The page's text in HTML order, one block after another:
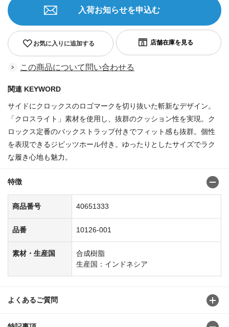
お気に入りに追加する
入荷お知らせを申込む
この商品について問い合わせる
関連 KEYWORD
サイドにクロックスのロゴマークを切り抜いた斬新なデザイン。
「クロスライト」素材を使用し、抜群のクッション性を実現。ク
ロックス定番のバックストラップ付きでフィット感も抜群。個性
を表現できるジビッツホール付き。ゆったりとしたサイズでラク
な履き心地も魅力。
特徴
商品番号 40651333
品番 10126-001
素材・生産国
合成樹脂
生産国：インドネシア
よくあるご質問